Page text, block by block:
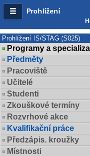
Prohlížení
Prohlížení IS/STAG (S025)
Programy a
Předměty
Pracoviště
Učitelé
Studenti
Zkouškové termíny
Rozvrhové akce
Kvalifikační práce
Předzápis. kroužky
Místnosti